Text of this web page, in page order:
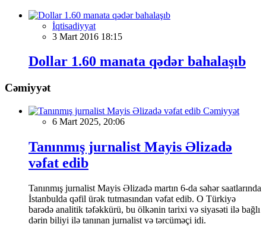
İqtisadiyyat
3 Mart 2016 18:15
Dollar 1.60 manata qədər bahalaşıb
Cəmiyyət
Cəmiyyət
6 Mart 2025, 20:06
Tanınmış jurnalist Mayis Əlizadə
vəfat edib
Tanınmış jurnalist Mayis Əlizadə martın 6-da səhər saatlarında
İstanbulda qəfil ürək tutmasından vəfat edib. O Türkiyə
barədə analitik təfəkkürü, bu ölkənin tarixi və siyasəti ilə bağlı
dərin biliyi ilə tanınan jurnalist və tərcüməçi idi.